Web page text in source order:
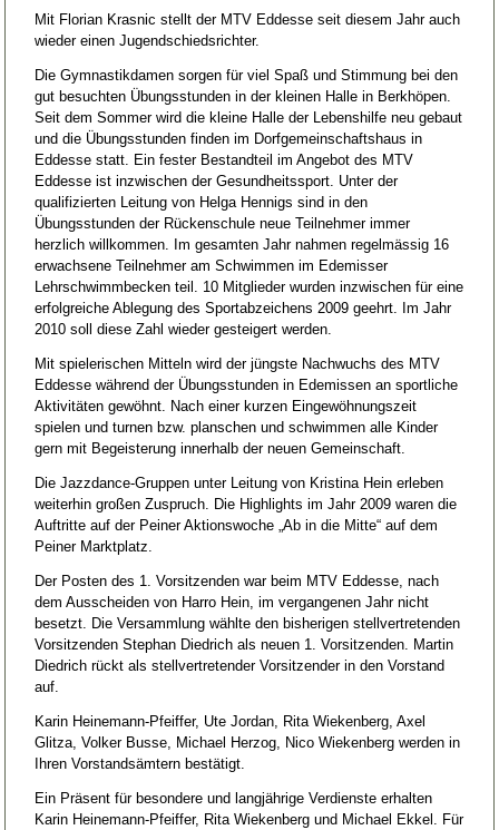
Mit Florian Krasnic stellt der MTV Eddesse seit diesem Jahr auch
wieder einen Jugendschiedsrichter.
Die Gymnastikdamen sorgen für viel Spaß und Stimmung bei den
gut besuchten Übungsstunden in der kleinen Halle in Berkhöpen.
Seit dem Sommer wird die kleine Halle der Lebenshilfe neu gebaut
und die Übungsstunden finden im Dorfgemeinschaftshaus in
Eddesse statt. Ein fester Bestandteil im Angebot des MTV
Eddesse ist inzwischen der Gesundheitssport. Unter der
qualifizierten Leitung von Helga Hennigs sind in den
Übungsstunden der Rückenschule neue Teilnehmer immer
herzlich willkommen. Im gesamten Jahr nahmen regelmässig 16
erwachsene Teilnehmer am Schwimmen im Edemisser
Lehrschwimmbecken teil. 10 Mitglieder wurden inzwischen für eine
erfolgreiche Ablegung des Sportabzeichens 2009 geehrt. Im Jahr
2010 soll diese Zahl wieder gesteigert werden.
Mit spielerischen Mitteln wird der jüngste Nachwuchs des MTV
Eddesse während der Übungsstunden in Edemissen an sportliche
Aktivitäten gewöhnt. Nach einer kurzen Eingewöhnungszeit
spielen und turnen bzw. planschen und schwimmen alle Kinder
gern mit Begeisterung innerhalb der neuen Gemeinschaft.
Die Jazzdance-Gruppen unter Leitung von Kristina Hein erleben
weiterhin großen Zuspruch. Die Highlights im Jahr 2009 waren die
Auftritte auf der Peiner Aktionswoche „Ab in die Mitte“ auf dem
Peiner Marktplatz.
Der Posten des 1. Vorsitzenden war beim MTV Eddesse, nach
dem Ausscheiden von Harro Hein, im vergangenen Jahr nicht
besetzt. Die Versammlung wählte den bisherigen stellvertretenden
Vorsitzenden Stephan Diedrich als neuen 1. Vorsitzenden. Martin
Diedrich rückt als stellvertretender Vorsitzender in den Vorstand
auf.
Karin Heinemann-Pfeiffer, Ute Jordan, Rita Wiekenberg, Axel
Glitza, Volker Busse, Michael Herzog, Nico Wiekenberg werden in
Ihren Vorstandsämtern bestätigt.
Ein Präsent für besondere und langjährige Verdienste erhalten
Karin Heinemann-Pfeiffer, Rita Wiekenberg und Michael Ekkel. Für